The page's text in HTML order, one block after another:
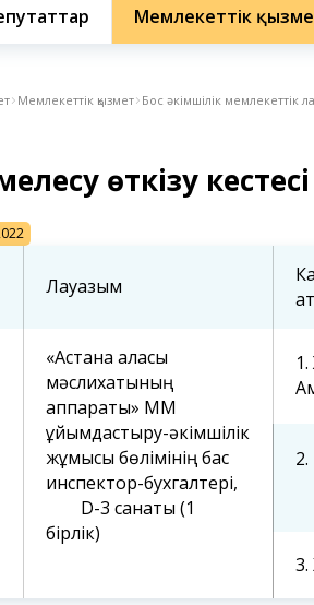
Мемлекеттік
Мемлекеттік қызмет Бос әкімшілік мемлекеттік
өткізу кестесі
Лауазым
«Астана қаласы
мәслихатының
аппараты» ММ
ұйымдастыру-әкімшілік
жұмысы бөлімінің бас
инспектор-бухгалтері,
D-3 санаты (1
бірлік)